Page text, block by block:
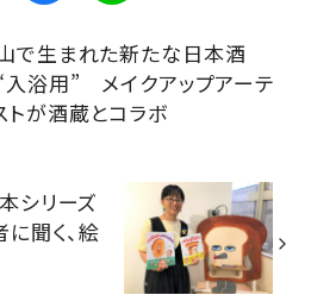
で生まれた新たな日本酒
入浴用” メイクアップアーテ
トが酒蔵とコラボ
シリーズ
に聞く、絵